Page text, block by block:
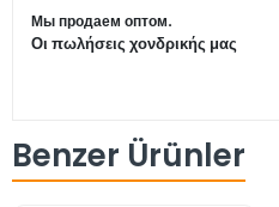
Мы продаем оптом.
Οι πωλήσεις χονδρικής μας
Benzer Ürünler